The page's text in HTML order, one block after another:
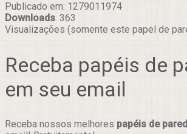
Publicado em: 1279011974
Downloads: 363
Visualizações (somente este papel de
Receba papéis de
em seu email
Receba nossos melhores papéis de